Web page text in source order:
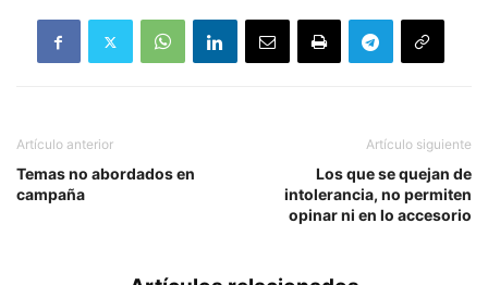
Artículo anterior
Temas no abordados en
campaña
Artículo siguiente
Los que se quejan de
intolerancia, no permiten
opinar ni en lo accesorio